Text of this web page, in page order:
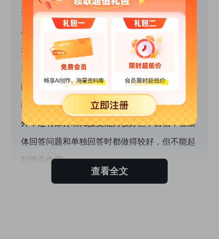
有很多孩子在游戏中，往往自我为中心，不会顾
及别人，经常会为玩具争吵，所以这学期我们在
这方面要多多培养，让他们学会“协商、合作、
交往、分享”；在学习活动中，大部分孩子能安
静地学习，但有个别幼儿没有好的学习习惯，因
此也会影响到别的孩子导致注意力不集中等；另
外，还有部分幼儿接受能力较好但不自信，在集
体回答问题和单独回答时都做得较好，但不能起
到带头作用。
查看全文